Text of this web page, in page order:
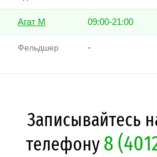
Агат М 09:00-21:00
Фельдшер -
Записывайтесь
телефону 8